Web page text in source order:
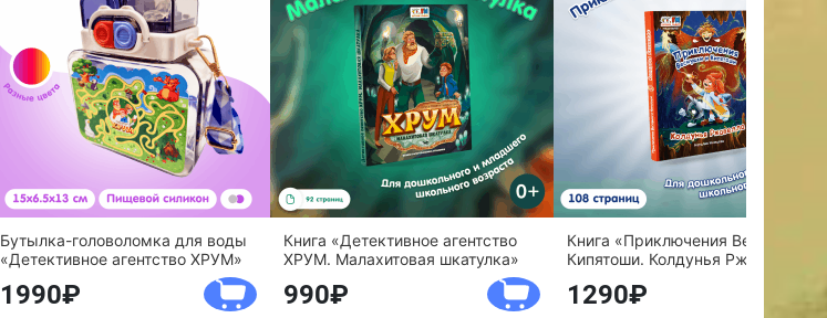
Бутылка-головоломка для воды
«Детективное агентство ХРУМ»
1990
Книга «Детективное агентство
ХРУМ. Малахитовая шкатулка»
990
Книга «Приключения Веснушки и
Кипятоши. Колдунья Ржавелла»
1290